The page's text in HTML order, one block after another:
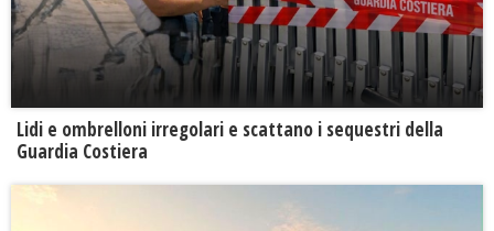
Lidi e ombrelloni irregolari e scattano i sequestri della
Guardia Costiera